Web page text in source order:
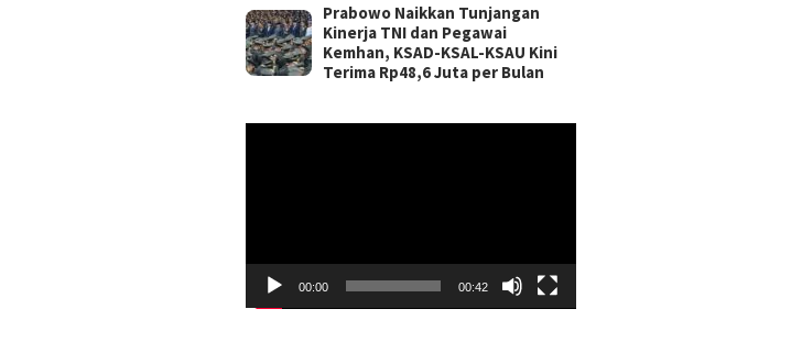
Prabowo Naikkan Tunjangan
Kinerja TNI dan Pegawai
Kemhan, KSAD-KSAL-KSAU Kini
Terima Rp48,6 Juta per Bulan
00:00 00:42